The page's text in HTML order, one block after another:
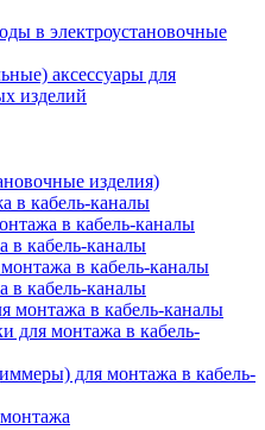
в электроустановочные
аксессуары для
изделий
изделия)
в кабель-каналы
в кабель-каналы
в кабель-каналы
в кабель-каналы
в кабель-каналы
монтажа в кабель-каналы
для монтажа в кабель-
для монтажа в кабель-